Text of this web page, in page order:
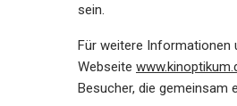
sein.
Für weitere Informationen
Webseite
Besucher, die gemeinsam